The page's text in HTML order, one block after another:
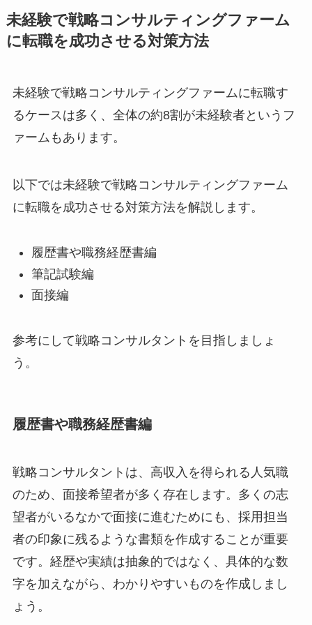
未経験で戦略コンサルティングファーム
に転職を成功させる対策方法
未経験で戦略コンサルティングファームに転職す
るケースは多く、全体の約8割が未経験者というフ
ァームもあります。
以下では未経験で戦略コンサルティングファーム
に転職を成功させる対策方法を解説します。
履歴書や職務経歴書編
筆記試験編
面接編
参考にして戦略コンサルタントを目指しましょ
う。
履歴書や職務経歴書編
戦略コンサルタントは、高収入を得られる人気職
のため、面接希望者が多く存在します。多くの志
望者がいるなかで面接に進むためにも、採用担当
者の印象に残るような書類を作成することが重要
です。経歴や実績は抽象的ではなく、具体的な数
字を加えながら、わかりやすいものを作成しまし
ょう。